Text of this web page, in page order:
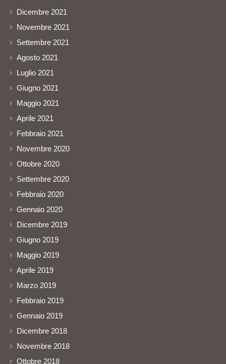
Dicembre 2021
Novembre 2021
Settembre 2021
Agosto 2021
Luglio 2021
Giugno 2021
Maggio 2021
Aprile 2021
Febbraio 2021
Novembre 2020
Ottobre 2020
Settembre 2020
Febbraio 2020
Gennaio 2020
Dicembre 2019
Giugno 2019
Maggio 2019
Aprile 2019
Marzo 2019
Febbraio 2019
Gennaio 2019
Dicembre 2018
Novembre 2018
Ottobre 2018